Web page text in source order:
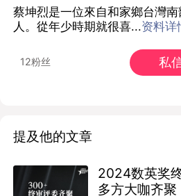
蔡坤烈是一位來自和家鄉台灣
人。從年少時期就很喜...资料详
12粉丝 私
提及他的文章
2024数英奖
多方大咖齐聚